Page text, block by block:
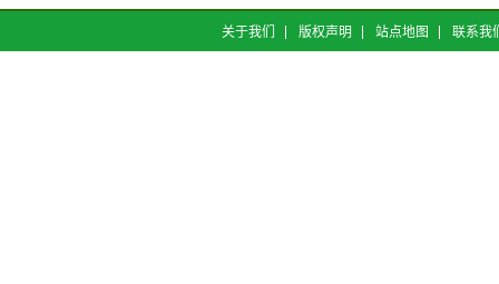
关于我们 版权声明 站点地图 联系我